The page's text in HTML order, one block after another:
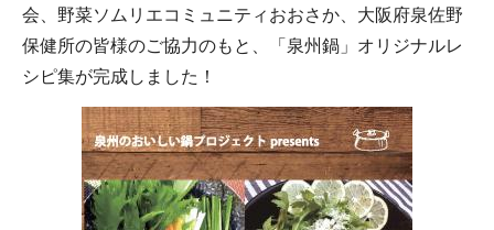
会、野菜ソムリエコミュニティおおさか、大阪府泉佐野
保健所の皆様のご協力のもと、「泉州鍋」オリジナルレ
シピ集が完成しました！